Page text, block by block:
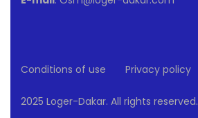
Conditions of use Privacy policy
2025 Loger-Dakar. All rights reserved.